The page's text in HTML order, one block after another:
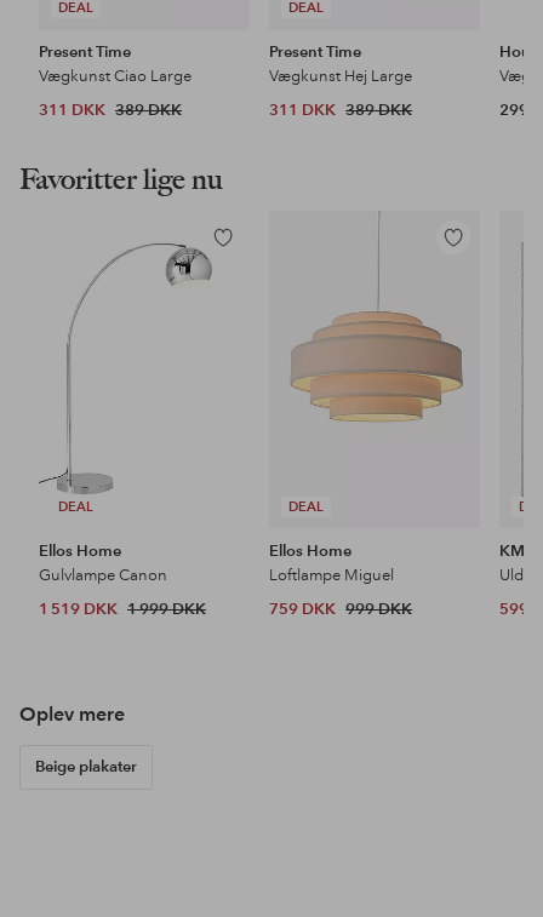
DEAL
Present Time
Vægkunst Ciao Large
311 DKK 389 DKK
DEAL
Present Time
Vægkunst Hej Large
311 DKK 389 DKK
Favoritter lige nu
DEAL
Tilføj
til
Ellos Home
Gulvlampe Canon
1 519 DKK 1 999 DKK
DEAL
Tilføj
Ellos Home
Loftlampe Miguel
759 DKK 999 DKK
KM
599
Oplev mere
Beige plakater